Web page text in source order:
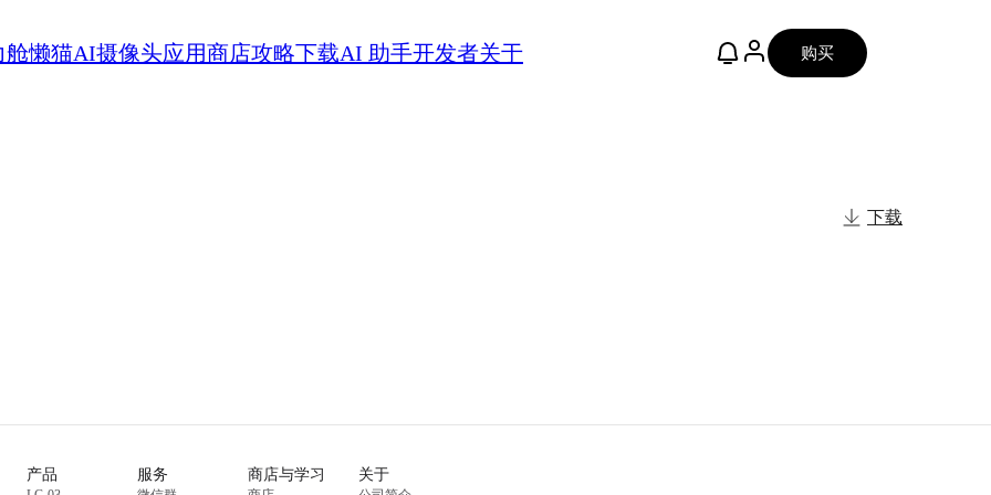
舱懒猫AI摄像头应用商店攻略下载AI 助手开发者关于 购买
下载
产品 服务 商店与学习 关于